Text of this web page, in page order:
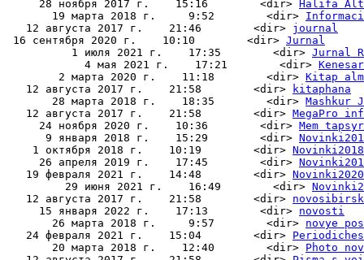
     28 ноября 2017 г.    15:16        <dir>
Halifa
       19 марта 2018 г.     9:52        <dir>
   12 августа 2017 г.    21:46        <dir>
journal
16 сентября 2020 г.    10:10        <dir> Jurnal
          1 июля 2021 г.    17:35        <dir>
Jurnal
            4 мая 2021 г.    17:21        <dir>
        2 марта 2020 г.    11:18        <dir>
Kitap
   12 августа 2017 г.    21:58        <dir>
kitaphana
       28 марта 2018 г.    18:35        <dir>
Mashkur
   12 августа 2017 г.    21:58        <dir>
MegaPro
     24 ноября 2020 г.    10:36        <dir>
Mem
      9 января 2018 г.    15:29        <dir>
    1 октября 2018 г.    10:19        <dir>
Novinki2018
     26 апреля 2019 г.    17:45        <dir>
   19 февраля 2021 г.    14:48        <dir>
Novinki2020
         29 июня 2021 г.    16:49        <dir>
   12 августа 2017 г.    21:58        <dir>
novosibirsk
     15 января 2022 г.    17:13        <dir>
novosti
       26 марта 2018 г.     9:57        <dir>
novye
   24 февраля 2021 г.    15:04        <dir>
       20 марта 2018 г.    12:40        <dir>
Photo